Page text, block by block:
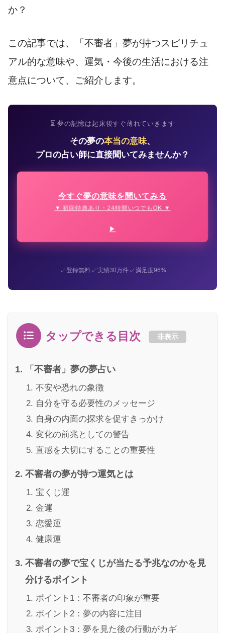
か？
この記事では、「不審者」夢が持つスピリチュ
アル的な意味や、運気・今後の生活における注
意点について、ご紹介します。
⏳ 夢の記憶は起床後すぐ薄れていきます
その夢の本当の意味、
プロの占い師に直接聞いてみませんか？
今すぐ夢の意味を聞いてみる
▼ 初回特典あり・24時間いつでもOK ▼
✓登録無料✓実績30万件✓満足度96%
タップできる目次 非表示
「不審者」夢の夢占い
不安や恐れの象徴
自分を守る必要性のメッセージ
自身の内面の探求を促すきっかけ
変化の前兆としての警告
直感を大切にすることの重要性
不審者の夢が持つ運気とは
宝くじ運
金運
恋愛運
健康運
不審者の夢で宝くじが当たる予兆なのかを見
分けるポイント
ポイント1：不審者の印象が重要
ポイント2：夢の内容に注目
ポイント3：夢を見た後の行動がカギ